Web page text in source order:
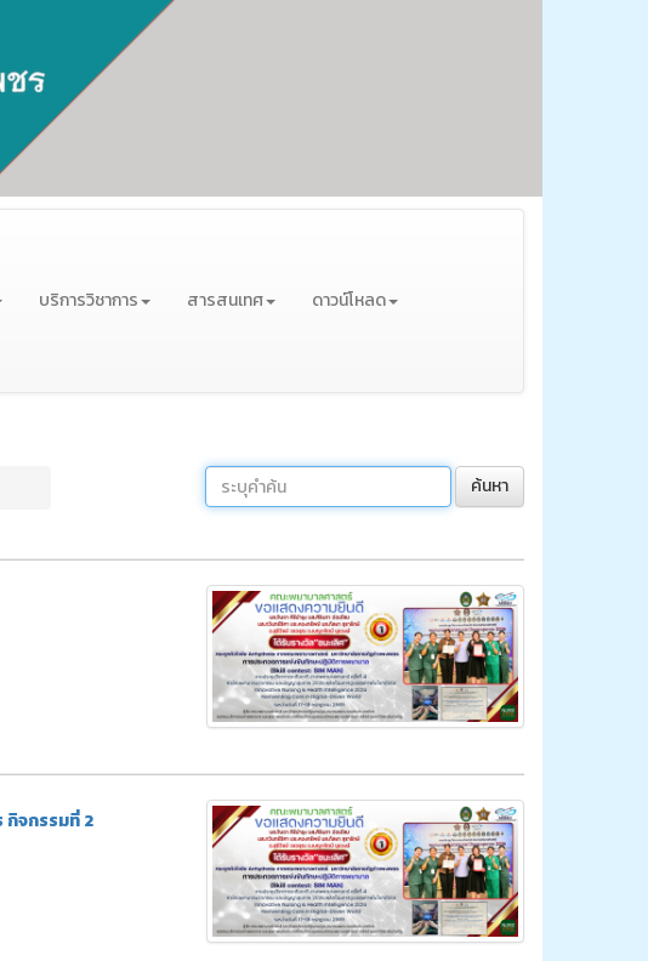
บริการวิชาการ สารสนเทศ ดาวน์โหลด
ค้นหา
จกรรมที่ 2